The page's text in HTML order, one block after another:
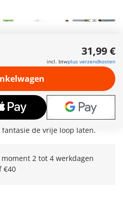
+3
door Disney's Vaiana, zet
een spannend Zuidzee-
het water? Wie vangt als eerste
bloemen moeten worden
​​bloementoren te vormen.
omgetoverd tot leuke
natgespoten? Deze set
hier kun je spetteren,
de vrije loop laten.
2 tot 4 werkdagen
€40
31,99 €
incl. btwplus verzendkosten